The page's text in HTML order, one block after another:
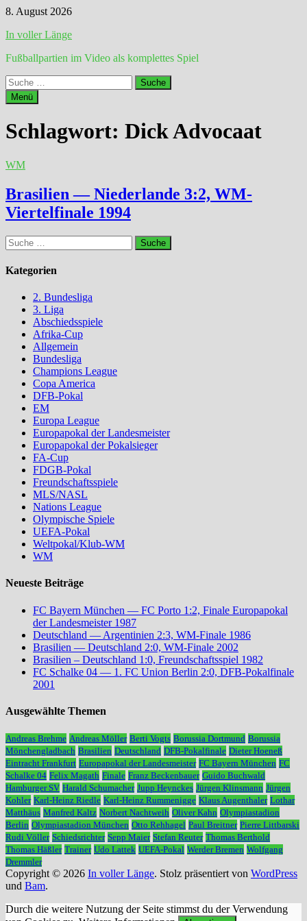
Zum
springen
8. August 2026
In voller Länge
Fußballpartien im Video als komplettes Spiel
Suche
nach:
Menü
Schlagwort: Dick Advocaat
WM
Brasilien — Niederlande 3:2, WM-
Viertelfinale 1994
Suche
nach:
Kategorien
2. Bundesliga
3. Liga
Abschiedsspiele
Afrika-Cup
Allgemein
Bundesliga
Champions League
Copa America
DFB-Pokal
EM
Europa League
Europapokal der Landesmeister
Europapokal der Pokalsieger
FA-Cup
FDGB-Pokal
Freundschaftsspiele
MLS/NASL
Nations League
Olympische Spiele
UEFA-Pokal
Weltpokal/Klub-WM
WM
Neueste Beiträge
FC Bayern München — FC Porto 1:2, Finale Europapokal
der Landesmeister 1987
Deutschland — Argentinien 2:3, WM-Finale 1986
Brasilien — Deutschland 2:0, WM-Finale 2002
Brasilien – Deutschland 1:0, Freundschaftsspiel 1982
FC Schalke 04 — 1. FC Union Berlin 2:0, DFB-Pokalfinale
2001
Ausgewählte Themen
Andreas Brehme Andreas Möller Berti Vogts Borussia Dortmund Borussia
Mönchengladbach Brasilien Deutschland DFB-Pokalfinale Dieter Hoeneß
Eintracht Frankfurt Europapokal der Landesmeister FC Bayern München FC
Schalke 04 Felix Magath Finale Franz Beckenbauer Guido Buchwald
Hamburger SV Harald Schumacher Jupp Heynckes Jürgen Klinsmann Jürgen
Kohler Karl-Heinz Riedle Karl-Heinz Rummenigge Klaus Augenthaler Lothar
Matthäus Manfred Kaltz Norbert Nachtweih Oliver Kahn Olympiastadion
Berlin Olympiastadion München Otto Rehhagel Paul Breitner Pierre Littbarski
Rudi Völler Schiedsrichter Sepp Maier Stefan Reuter Thomas Berthold
Thomas Häßler Trainer Udo Lattek UEFA-Pokal Werder Bremen Wolfgang
Dremmler
Copyright © 2026 In voller Länge. Stolz präsentiert von WordPress
und Bam.
Durch die weitere Nutzung der Seite stimmst du der Verwendung